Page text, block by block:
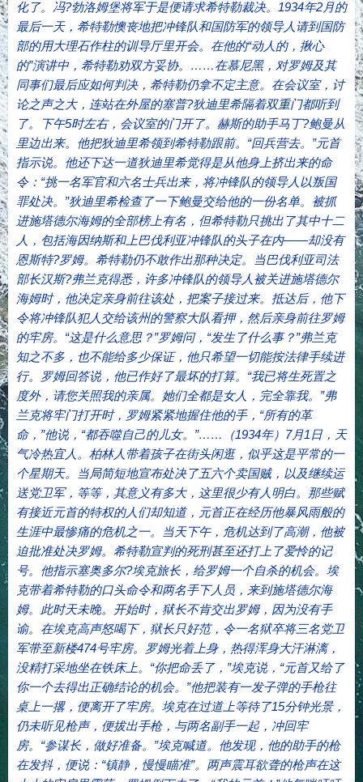
化了。冯?勃洛姆堡将军于是便请求希特勒裁决。1934年2月的
最后一天，希特勒懊丧地把冲锋队和国防军的领导人请到国防
部的用大理石作柱的训导厅里开会。在他的“动人的，揪心
的”演讲中，希特勒劝双方妥协。……在慕尼黑，对罗姆及其
同事们最后应如何判决，希特勒仍拿不定主意。在会议室，讨
论之声之大，连站在外屋的塞普?狄迪里希隔着双重门都听到
了。下午5时左右，会议室的门开了。赫斯的助手马丁?鲍曼从
里边出来。他把狄迪里希领到希特勒跟前。“回兵营去。”元首
指示说。他还下达一道狄迪里希觉得是从他身上挤出来的命
令：“挑一名军官和六名士兵出来，将冲锋队的领导人以叛国
罪处决。”狄迪里希检查了一下鲍曼交给他的一份名单。被抓
进施塔德尔海姆的全部榜上有名，但希特勒只挑出了其中十二
人，包括海因纳斯和上巴伐利亚冲锋队的头子在内——却没有
恩斯特?罗姆。希特勒仍不敢作出那种决定。当巴伐利亚司法
部长汉斯?弗兰克得悉，许多冲锋队的领导人被关进施塔德尔
海姆时，他决定亲身前往该处，把案子接过来。抵达后，他下
令将冲锋队犯人交给该州的警察大队看押，然后亲身前往罗姆
的牢房。“这是什么意思？”罗姆问，“发生了什么事？”弗兰克
知之不多，也不能给多少保证，他只希望一切能按法律手续进
行。罗姆回答说，他已作好了最坏的打算。“我已将生死置之
度外，请您关照我的亲属。她们全都是女人，完全靠我。”弗
兰克将牢门打开时，罗姆紧紧地握住他的手，“所有的革
命，”他说，“都吞噬自己的儿女。”……（1934年）7月1日，天
气冷热宜人。柏林人带着孩子在街头闲逛，似乎这是平常的一
个星期天。当局简短地宣布处决了五六个卖国贼，以及继续运
送党卫军，等等，其意义有多大，这里很少有人明白。那些赋
有接近元首的特权的人们却知道，元首正在经历他暴风雨般的
生涯中最惨痛的危机之一。当天下午，危机达到了高潮，他被
迫批准处决罗姆。希特勒宣判的死刑甚至还打上了爱怜的记
号。他指示塞奥多尔?埃克旅长，给罗姆一个自杀的机会。埃
克带着希特勒的口头命令和两名手下人员，来到施塔德尔海
姆。此时天未晚。开始时，狱长不肯交出罗姆，因为没有手
谕。在埃克高声怒喝下，狱长只好范，令一名狱卒将三名党卫
军带至新楼474号牢房。罗姆光着上身，热得浑身大汗淋漓，
没精打采地坐在铁床上。“你把命丢了，”埃克说，“元首又给了
你一个去得出正确结论的机会。”他把装有一发子弹的手枪往
桌上一撂，便离开了牢房。埃克在过道上等待了15分钟光景，
仍未听见枪声，便拔出手枪，与两名副手一起，冲回牢
房。“参谋长，做好准备。”埃克喊道。他发现，他的助手的枪
在发抖，便说：“镇静，慢慢瞄准”。两声震耳欲聋的枪声在这